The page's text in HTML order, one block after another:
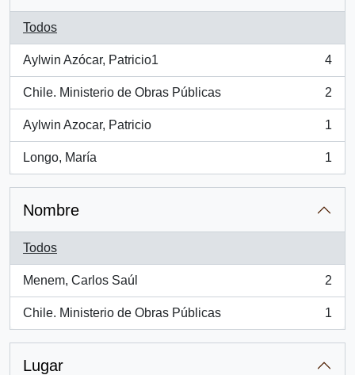
Todos
Aylwin Azócar, Patricio1
, 4 resultados
4
Chile. Ministerio de Obras Públicas
, 2 resultados
2
Aylwin Azocar, Patricio
, 1 resultados
1
Longo, María
, 1 resultados
1
Nombre
Todos
Menem, Carlos Saúl
, 2 resultados
2
Chile. Ministerio de Obras Públicas
, 1 resultados
1
Lugar